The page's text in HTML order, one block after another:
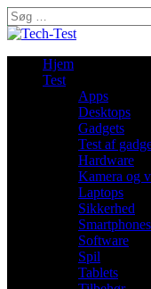
Søg
efter:
Hjem
Test
Apps
Desktops
Gadgets
Test af
Hardware
Kamera og
Laptops
Sikkerhed
Smartphones
Software
Spil
Tablets